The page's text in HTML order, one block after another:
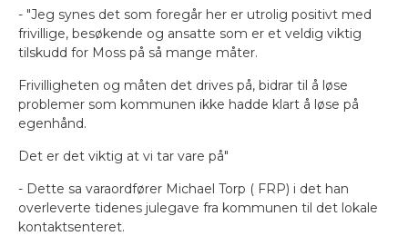
- "Jeg synes det som foregår her er utrolig positivt med
frivillige, besøkende og ansatte som er et veldig viktig
tilskudd for Moss på så mange måter.
Frivilligheten og måten det drives på, bidrar til å løse
problemer som kommunen ikke hadde klart å løse på
egenhånd.
Det er det viktig at vi tar vare på"
- Dette sa varaordfører Michael Torp ( FRP) i det han
overleverte tidenes julegave fra kommunen til det lokale
kontaktsenteret.